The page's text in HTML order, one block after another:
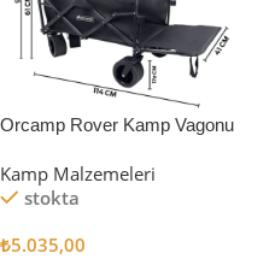
Orcamp Rover Kamp Vagonu
Kamp Malzemeleri
stokta
₺5.035,00